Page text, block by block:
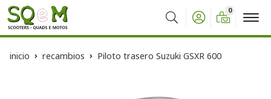
Buscar
0
inicio recambios Piloto trasero Suzuki GSXR 600